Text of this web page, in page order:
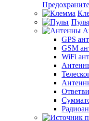
GPS
GSM
WiFi